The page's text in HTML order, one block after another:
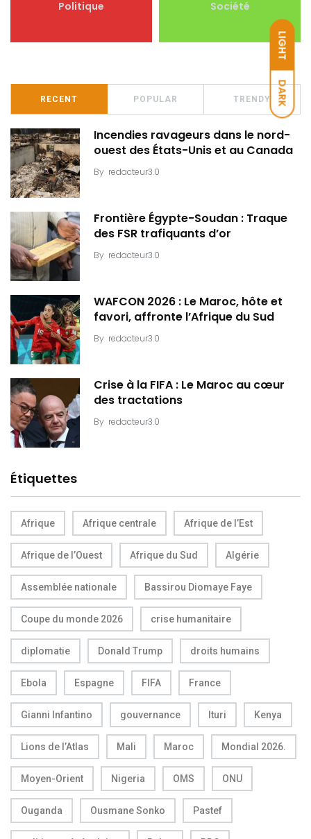
LIGHT
DARK
Politique Société
RECENT POPULAR TRENDY
Incendies ravageurs dans le nord-
ouest des États-Unis et au Canada
By redacteur3.0
Frontière Égypte-Soudan : Traque
des FSR trafiquants d’or
By redacteur3.0
WAFCON 2026 : Le Maroc, hôte et
favori, affronte l’Afrique du Sud
By redacteur3.0
Crise à la FIFA : Le Maroc au cœur
des tractations
By redacteur3.0
Étiquettes
Afrique Afrique centrale Afrique de l’Est
Afrique de l’Ouest Afrique du Sud Algérie
Assemblée nationale Bassirou Diomaye Faye
Coupe du monde 2026 crise humanitaire
diplomatie Donald Trump droits humains
Ebola Espagne FIFA France
Gianni Infantino gouvernance Ituri Kenya
Lions de l’Atlas Mali Maroc Mondial 2026.
Moyen-Orient Nigeria OMS ONU
Ouganda Ousmane Sonko Pastef